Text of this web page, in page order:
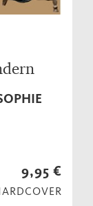
9,95 €